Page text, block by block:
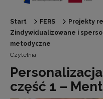
Start FERS
Projekty
Zindywidualizowane i
metodyczne
Czytelnia
część 1 –